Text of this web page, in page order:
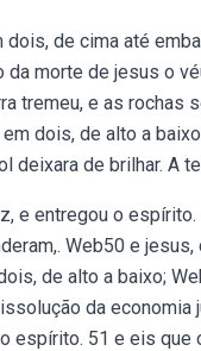
de cima até
morte de jesus o
tremeu, e as
dois, de alto a
deixara de brilhar. A
e entregou o
Web50 e
de alto a baixo;
da economia
espírito. 51 e eis